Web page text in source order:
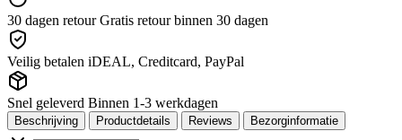
30 dagen retour Gratis retour binnen 30 dagen
Veilig betalen iDEAL, Creditcard, PayPal
Snel geleverd Binnen 1-3 werkdagen
Beschrijving Productdetails Reviews Bezorginformatie